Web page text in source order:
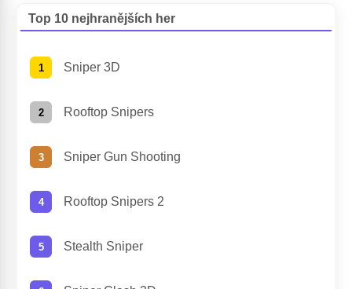
Top 10 nejhranějších her
Sniper 3D
Rooftop Snipers
Sniper Gun Shooting
Rooftop Snipers 2
Stealth Sniper